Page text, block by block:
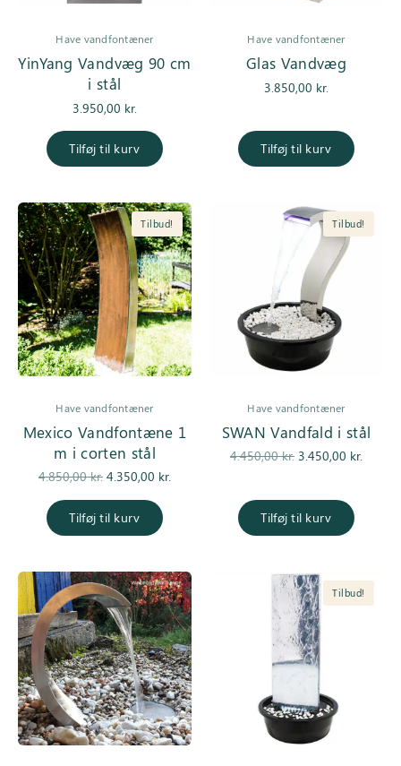
Have vandfontæner
YinYang Vandvæg 90 cm
i stål
3.950,00 kr.
Tilføj til kurv
Have vandfontæner
Glas Vandvæg
3.850,00 kr.
Tilføj til kurv
Tilbud!
Have vandfontæner
Mexico Vandfontæne 1
m i corten stål
4.850,00kr.
Den
pris var:
4.850,00 kr..
4.350,00 kr.
Tilføj til kurv
Tilbud!
Have vandfontæner
SWAN Vandfald i stål
4.450,00kr.
Den
4.450,00 kr..
3.450,00 kr.
Tilføj til kurv
Tilbud!